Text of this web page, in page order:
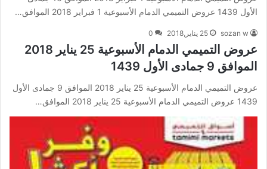
الأول 1439 عروض التميمي الدمام الأسبوعية 1 فبراير 2018 الموافق…
sozan w 25 يناير,2018 0
عروض التميمي الدمام الأسبوعية 25 يناير 2018
الموافق 9 جمادى الأول 1439
عروض التميمي الدمام الأسبوعية 25 يناير 2018 الموافق 9 جمادى الأول
1439 عروض التميمي الدمام الأسبوعية 25 يناير 2018 الموافق…